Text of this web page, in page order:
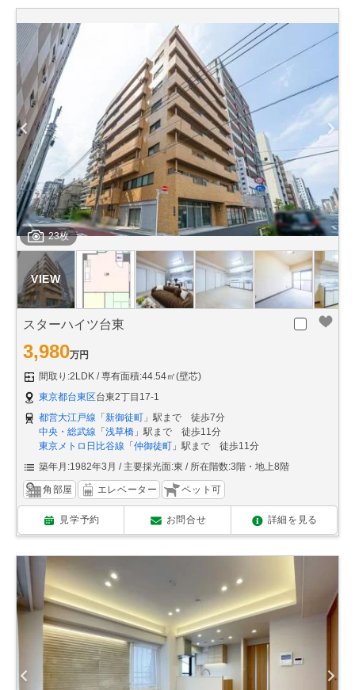
23枚
スターハイツ台東
3,980万円
間取り:2LDK
専有面積:44.54㎡(壁芯)
東京都台東区台東2丁目17-1
都営大江戸線 「新御徒町 」駅まで 徒歩7分
中央・総武線 「浅草橋 」駅まで 徒歩11分
東京メトロ日比谷線 「仲御徒町 」駅まで 徒歩11分
築年月:1982年3月
主要採光面:東 所在階数:3階・地上8階
角部屋 エレベーター ペット可
見学予約 お問合せ 詳細を見る